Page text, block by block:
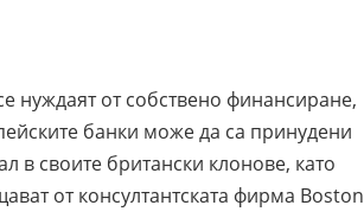
нуждаят от собствено финансиране,
банки може да са принудени
в своите британски клонове, като
от консултантската фирма Boston